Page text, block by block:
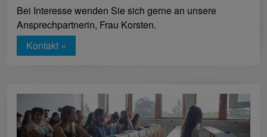
Bei Interesse wenden Sie sich gerne an unsere
Ansprechpartnerin, Frau Korsten.
Kontakt »